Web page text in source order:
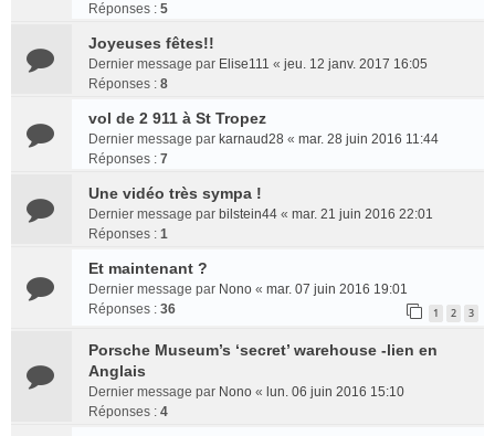
Réponses : 5
Joyeuses fêtes!!
Dernier message par Elise111 « jeu. 12 janv. 2017 16:05
Réponses : 8
vol de 2 911 à St Tropez
Dernier message par karnaud28 « mar. 28 juin 2016 11:44
Réponses : 7
Une vidéo très sympa !
Dernier message par bilstein44 « mar. 21 juin 2016 22:01
Réponses : 1
Et maintenant ?
Dernier message par Nono « mar. 07 juin 2016 19:01
Réponses : 36 1 2 3
Porsche Museum’s ‘secret’ warehouse -lien en
Anglais
Dernier message par Nono « lun. 06 juin 2016 15:10
Réponses : 4